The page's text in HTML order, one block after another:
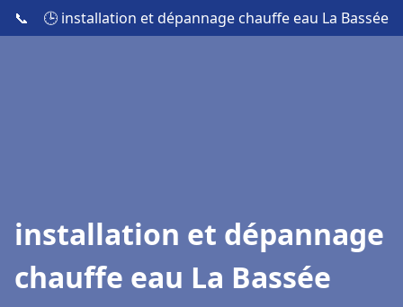
📞 🕒 installation et dépannage chauffe eau La Bassée
installation et dépannage
chauffe eau La Bassée